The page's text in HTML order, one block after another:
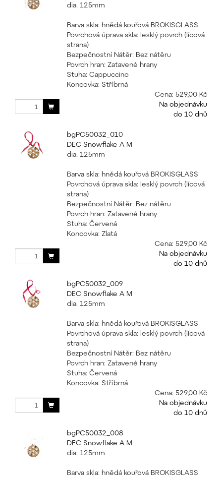
dia. 125mm
Barva skla: hnědá kouřová BROKISGLASS
Povrchová úprava skla: lesklý povrch (lícová
strana)
Bezpečnostní Nátěr: Bez nátěru
Povrch hran: Zatavené hrany
Stuha: Cappuccino
Koncovka: Stříbrná
Cena: 529,00 Kč
Na objednávku
do 10 dnů
bgPC50032_010
DEC Snowflake A M
dia. 125mm
Barva skla: hnědá kouřová BROKISGLASS
Povrchová úprava skla: lesklý povrch (lícová
strana)
Bezpečnostní Nátěr: Bez nátěru
Povrch hran: Zatavené hrany
Stuha: Červená
Koncovka: Zlatá
Cena: 529,00 Kč
Na objednávku
do 10 dnů
bgPC50032_009
DEC Snowflake A M
dia. 125mm
Barva skla: hnědá kouřová BROKISGLASS
Povrchová úprava skla: lesklý povrch (lícová
strana)
Bezpečnostní Nátěr: Bez nátěru
Povrch hran: Zatavené hrany
Stuha: Červená
Koncovka: Stříbrná
Cena: 529,00 Kč
Na objednávku
do 10 dnů
bgPC50032_008
DEC Snowflake A M
dia. 125mm
Barva skla: hnědá kouřová BROKISGLASS